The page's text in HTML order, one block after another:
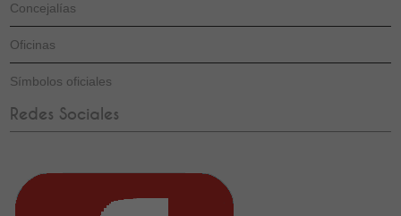
Concejalías
Oficinas
Símbolos oficiales
Redes Sociales